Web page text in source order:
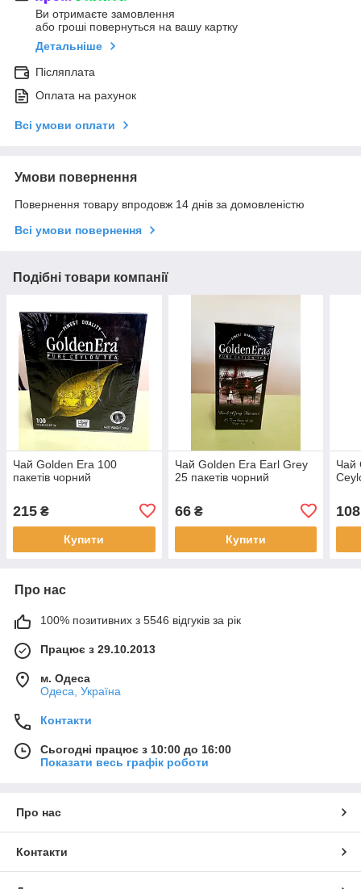
Ви отримаєте замовлення
або гроші повернуться на вашу картку
Детальніше
Післяплата
Оплата на рахунок
Всі умови оплати
Умови повернення
Повернення товару впродовж 14 днів за домовленістю
Всі умови повернення
Подібні товари компанії
Чай Golden Era 100
пакетів чорний
215 ₴
Купити
Чай Golden Era Earl Grey
25 пакетів чорний
66₴
Купити
Чай
108
Про нас
100% позитивних з 5546 відгуків за рік
Працює з 29.10.2013
м. Одеса
Одеса, Україна
Контакти
Сьогодні працює з 10:00 до 16:00
Показати весь графік роботи
Про нас
Контакти